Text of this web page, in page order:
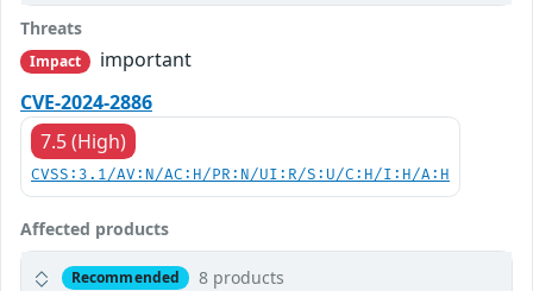
Threats
Impact
important
CVE-2024-2886
7.5 (High)
CVSS:3.1/AV:N/AC:H/PR:N/UI:R/S:U/C:H/I:H/A:H
Affected products
Recommended 8 products